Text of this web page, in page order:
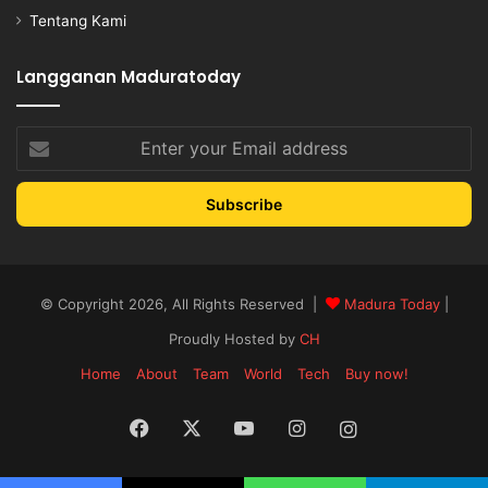
Tentang Kami
Langganan Maduratoday
your
Email
© Copyright 2026, All Rights Reserved | Madura Today
Proudly Hosted by CH
Home
About Team World Tech Buy now!
Facebook YouTubeInstagram